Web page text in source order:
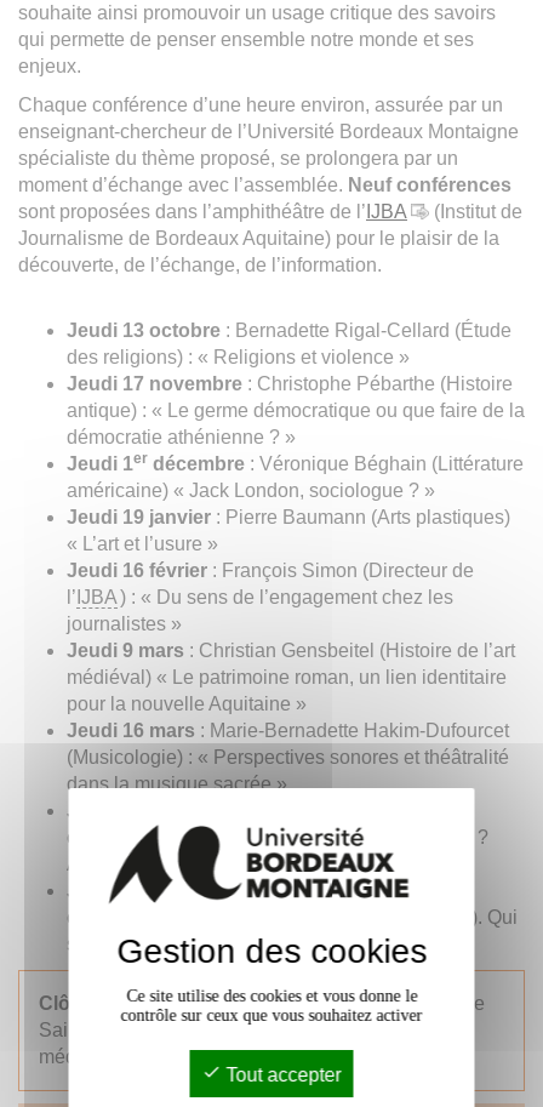
souhaite ainsi promouvoir un usage critique des savoirs
qui permette de penser ensemble notre monde et ses
enjeux.
Chaque conférence d’une heure environ, assurée par un
enseignant-chercheur de l’Université Bordeaux Montaigne
spécialiste du thème proposé, se prolongera par un
moment d’échange avec l’assemblée. Neuf conférences
sont proposées dans l’amphithéâtre de l’ IJBA
(Institut de
Journalisme de Bordeaux Aquitaine) pour le plaisir de la
découverte, de l’échange, de l’information.
Jeudi 13 octobre : Bernadette Rigal-Cellard (Étude
des religions) : « Religions et violence »
Jeudi 17 novembre : Christophe Pébarthe (Histoire
antique) : « Le germe démocratique ou que faire de la
démocratie athénienne ? »
Jeudi 1er décembre : Véronique Béghain (Littérature
américaine) « Jack London, sociologue ? »
Jeudi 19 janvier : Pierre Baumann (Arts plastiques)
« L’art et l’usure »
Jeudi 16 février : François Simon (Directeur de
l’ IJBA) : « Du sens de l’engagement chez les
journalistes »
Jeudi 9 mars : Christian Gensbeitel (Histoire de l’art
médiéval) « Le patrimoine roman, un lien identitaire
pour la nouvelle Aquitaine »
Jeudi 16 mars : Marie-Bernadette Hakim-Dufourcet
(Musicologie) : « Perspectives sonores et théâtralité
dans la musique sacrée »
Jeudi 30 mars
comparée) : « L’Allemagne, une patrie poétique ?
Approche d’un mythe romantique »
Jeudi 6 avril
: Bernard Lachaise (Histoire
contemporaine) : « Avec De Gaulle (1940-1969). Qui
sont les compagnons du Général ? »
Clôture du cycle samedi 13 maiavec une visite de
Saint-Emilion avec Frédéric Boutoulle, historien
médiéviste : « Une ville et son habitat médiéval »
Gestion des cookies
Ce site utilise des cookies et vous donne le
contrôle sur ceux que vous souhaitez activer
Tout accepter